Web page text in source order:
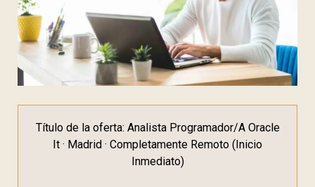
Título de la oferta: Analista Programador/A Oracle
It · Madrid · Completamente Remoto (Inicio
Inmediato)